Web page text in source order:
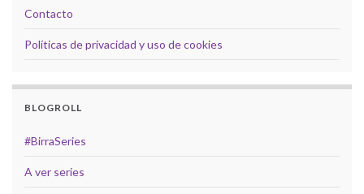
Contacto
Políticas de privacidad y uso de cookies
BLOGROLL
#BirraSeries
A ver series